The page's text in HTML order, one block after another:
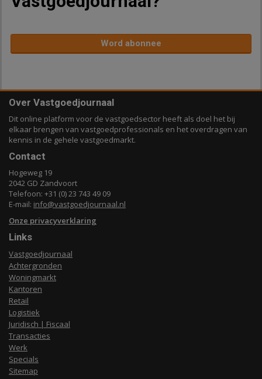
Word abonnee
Over Vastgoedjournaal
Dit online platform voor de vastgoedsector heeft als doel het bij
elkaar brengen van vastgoedprofessionals en het overdragen van
kennis in de gehele vastgoedmarkt.
Contact
Hogeweg 19
2042 GD Zandvoort
Telefoon: +31 (0) 23 743 49 09
E-mail: info@vastgoedjournaal.nl
Onze privacyverklaring
Links
Vastgoedjournaal
Achtergronden
Woningmarkt
Kantoren
Retail
Logistiek
Juridisch | Fiscaal
Transacties
Werk
Specials
Sitemap